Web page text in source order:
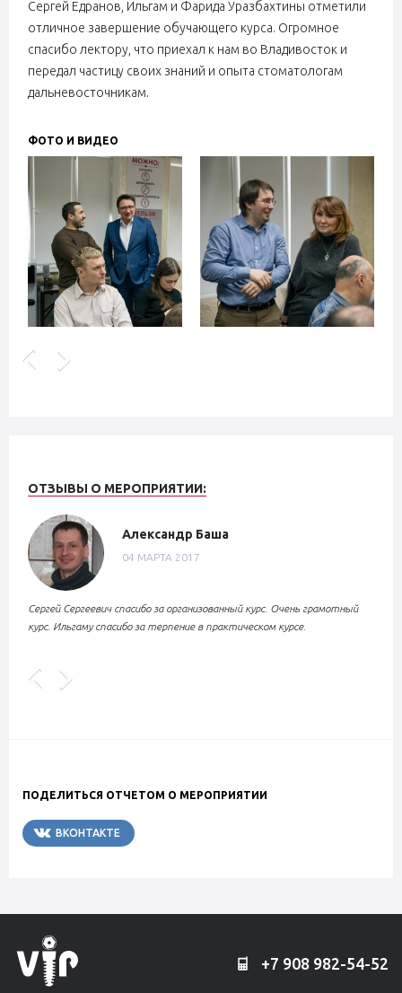
Сергей Едранов, Ильгам и Фарида Уразбахтины отметили
отличное завершение обучающего курса. Огромное
спасибо лектору, что приехал к нам во Владивосток и
передал частицу своих знаний и опыта стоматологам
дальневосточникам.
ФОТО И ВИДЕО
ОТЗЫВЫ О МЕРОПРИЯТИИ:
Александр Баша
04 МАРТА 2017
Сергей Сергеевич спасибо за организованный курс. Очень грамотный
курс. Ильгаму спасибо за терпение в практическом курсе.
ПОДЕЛИТЬСЯ ОТЧЕТОМ О МЕРОПРИЯТИИ
ВКОНТАКТЕ
+7 908 982-54-52